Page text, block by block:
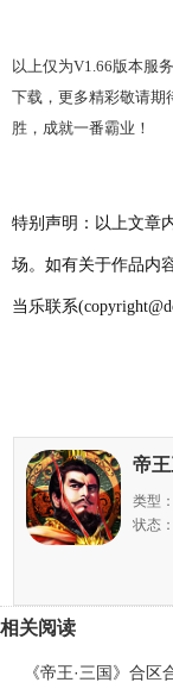
以上仅为V1.66版本服
下载，更多精彩敬请期
胜，成就一番霸业！
特别声明：以上文章
场。如有关于作品内
当乐联系
帝
类型
状态
相关阅读
《帝王·三国》合区